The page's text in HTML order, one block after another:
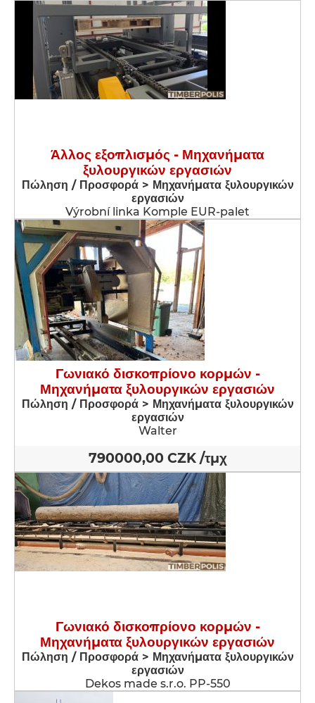
Άλλος εξοπλισμός - Μηχανήματα
ξυλουργικών εργασιών
Πώληση / Προσφορά > Μηχανήματα ξυλουργικών
εργασιών
Výrobní linka Komple EUR-palet
Γωνιακό δισκοπρίονο κορμών -
Μηχανήματα ξυλουργικών εργασιών
Πώληση / Προσφορά > Μηχανήματα ξυλουργικών
εργασιών
Walter
790000,00 CZK /τμχ
Γωνιακό δισκοπρίονο κορμών -
Μηχανήματα ξυλουργικών εργασιών
Πώληση / Προσφορά > Μηχανήματα ξυλουργικών
εργασιών
Dekos made s.r.o. PP-550